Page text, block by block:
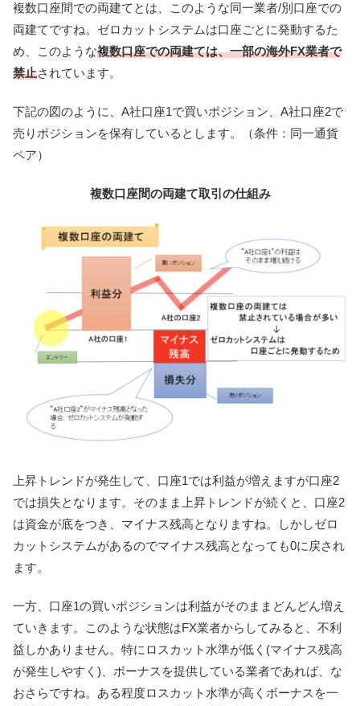
複数口座間での両建てとは、このような同一業者/別口座での
両建てですね。ゼロカットシステムは口座ごとに発動するた
め、このような複数口座での両建ては、一部の海外FX業者で
禁止されています。
下記の図のように、A社口座1で買いポジション、A社口座2で
売りポジションを保有しているとします。（条件：同一通貨
ペア）
複数口座間の両建て取引の仕組み
上昇トレンドが発生して、口座1では利益が増えますが口座2
では損失となります。そのまま上昇トレンドが続くと、口座2
は資金が底をつき、マイナス残高となりますね。しかしゼロ
カットシステムがあるのでマイナス残高となっても0に戻され
ます。
一方、口座1の買いポジションは利益がそのままどんどん増え
ていきます。このような状態はFX業者からしてみると、不利
益しかありません。特にロスカット水準が低く(マイナス残高
が発生しやすく)、ボーナスを提供している業者であれば、な
おさらですね。ある程度ロスカット水準が高くボーナスを一